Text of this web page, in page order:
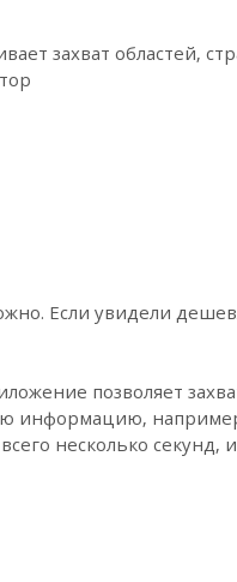
захват областей,
Если увидели
позволяет
информацию,
несколько секунд,